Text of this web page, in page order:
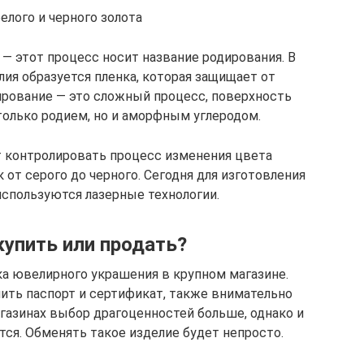
и черного золота
процесс носит название родирования. В
образуется пленка, которая защищает от
— это сложный процесс, поверхность
родием, но и аморфным углеродом.
процесс изменения цвета
серого до черного. Сегодня для изготовления
лазерные технологии.
или продать?
ювелирного украшения в крупном магазине.
паспорт и сертификат, также внимательно
выбор драгоценностей больше, однако и
Обменять такое изделие будет непросто.